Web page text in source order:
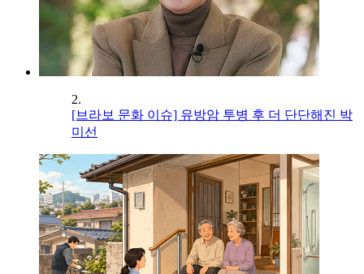
2.
[브라보 문화 이슈] 유방암 투병 후 더 단단해진 박
미선